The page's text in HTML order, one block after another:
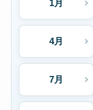
1月
4月
7月